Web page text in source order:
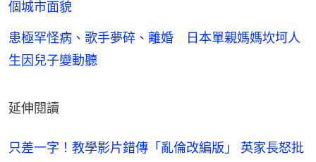
個城市面貌
患極罕怪病、歌手夢碎、離婚 日本單親媽媽坎坷人
生因兒子變動聽
延伸閱讀
只差一字！教學影片錯傳「亂倫改編版」 英家長怒批